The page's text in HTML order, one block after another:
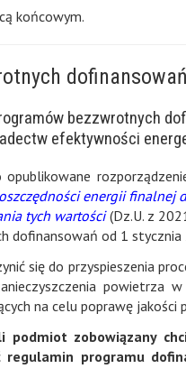
końcowym.
dofinansowań
bezzwrotnych
efektywności
energii finalnej
tych wartości (Dz.U. z
dofinansowań od 1 stycznia
się do przyspieszenia
na celu poprawę jakości
podmiot zobowiązany
regulamin programu